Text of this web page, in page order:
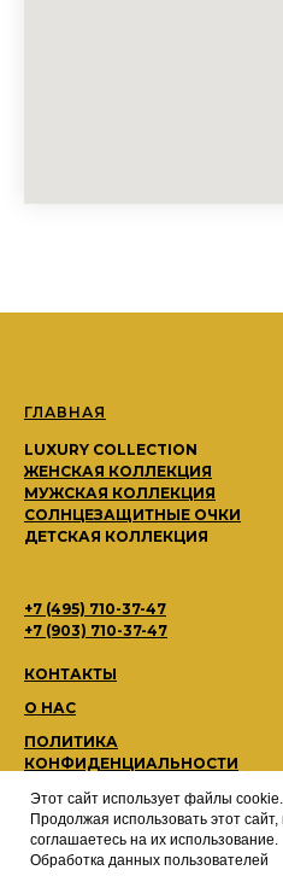
Этот сайт использует файлы cookie.
Продолжая использовать этот сайт,
соглашаетесь на их использование.
Обработка данных пользователей
ГЛАВНАЯ
LUXURY COLLECTION
ЖЕНСКАЯ КОЛЛЕКЦИЯ
МУЖСКАЯ КОЛЛЕКЦИЯ
СОЛНЦЕЗАЩИТНЫЕ ОЧКИ
ДЕТСКАЯ КОЛЛЕКЦИЯ
+7 (495) 710-37-47
+7 (903) 710-37-47
КОНТАКТЫ
О НАС
ПОЛИТИКА
КОНФИДЕНЦИАЛЬНОСТИ